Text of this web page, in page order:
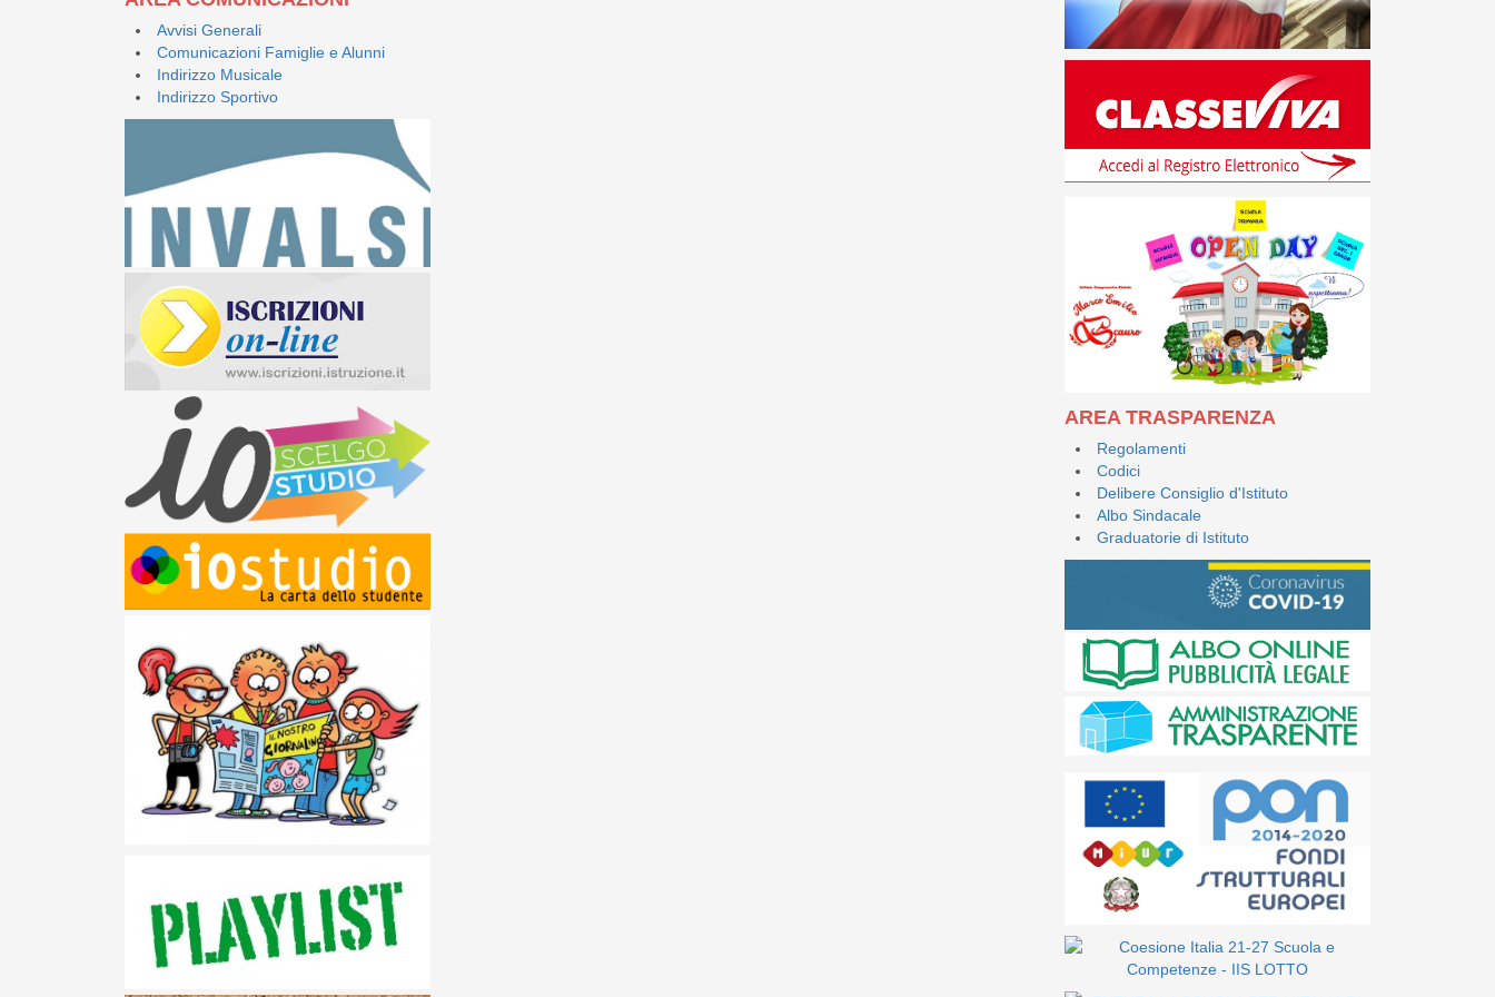
Avvisi Generali
Comunicazioni Famiglie e Alunni
Indirizzo Musicale
Indirizzo Sportivo
AREA TRASPARENZA
Regolamenti
Codici
Delibere Consiglio d'Istituto
Albo Sindacale
Graduatorie di Istituto